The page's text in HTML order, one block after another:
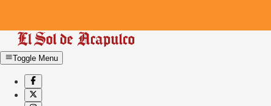
Toggle Menu